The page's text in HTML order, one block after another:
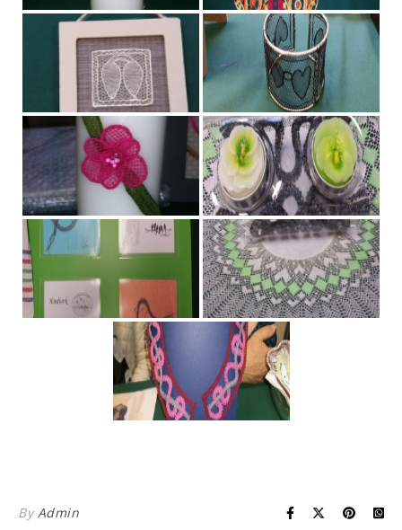
ByAdmin